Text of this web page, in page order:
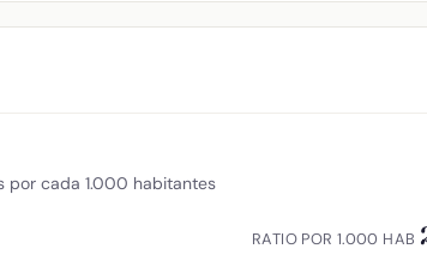
por cada 1.000 habitantes
RATIO POR 1.000 HAB